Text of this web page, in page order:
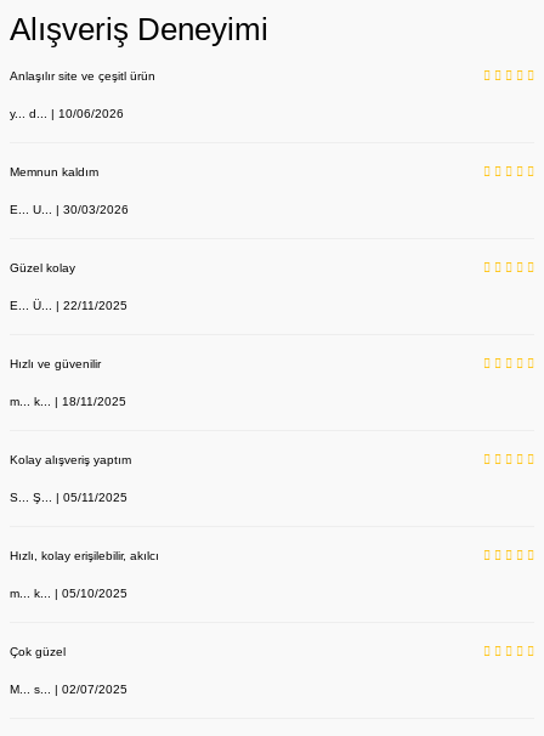
Alışveriş Deneyimi
Anlaşılır site ve çeşitl ürün
y... d... | 10/06/2026
Memnun kaldım
E... U... | 30/03/2026
Güzel kolay
E... Ü... | 22/11/2025
Hızlı ve güvenilir
m... k... | 18/11/2025
Kolay alışveriş yaptım
S... Ş... | 05/11/2025
Hızlı, kolay erişilebilir, akılcı
m... k... | 05/10/2025
Çok güzel
M... s... | 02/07/2025